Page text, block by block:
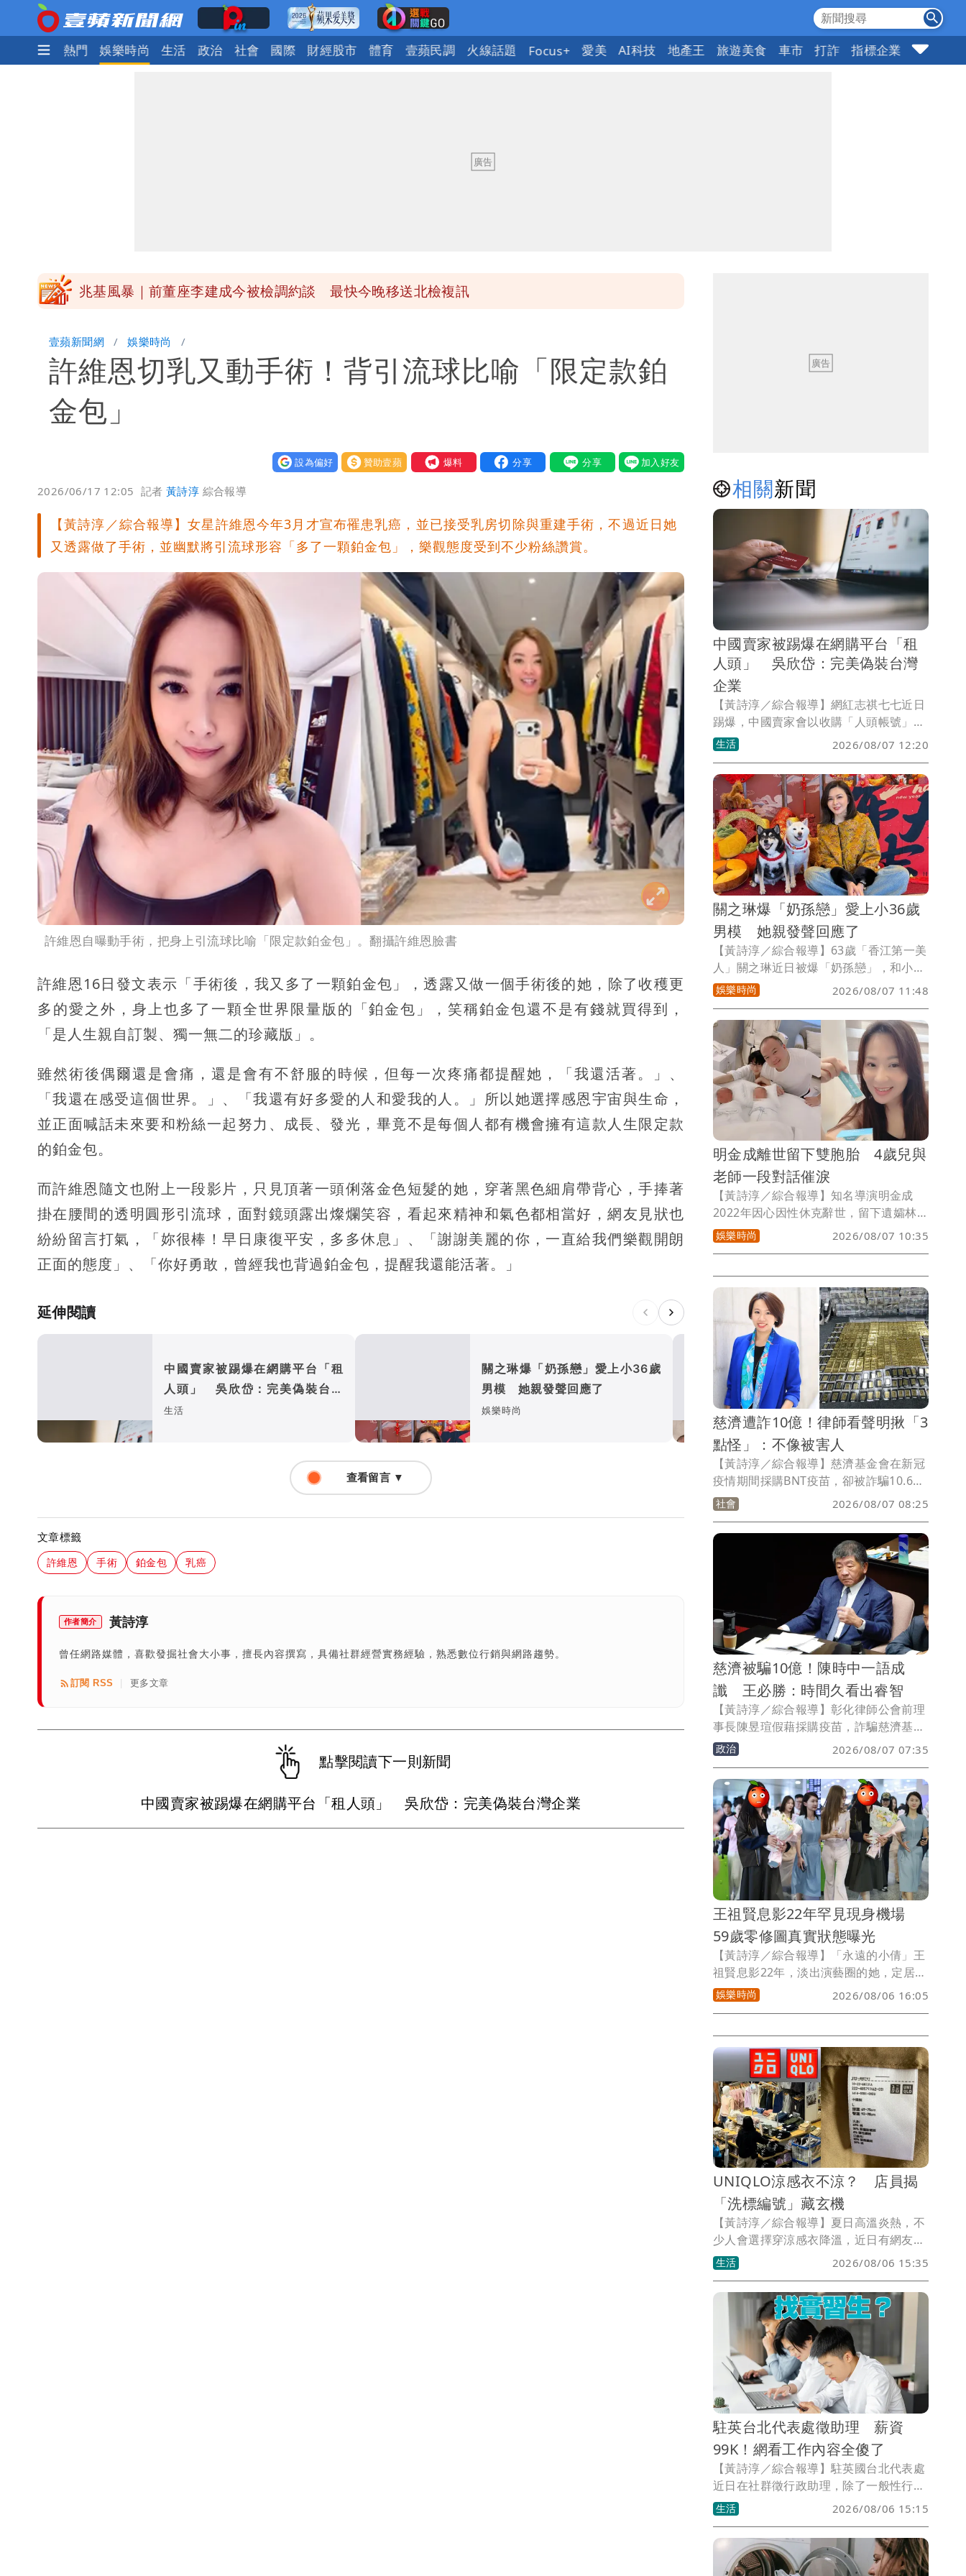
焦點 熱門 娛樂時尚 生活 政治 社會 國際 財經股市 體育 壹蘋民調 火線話題 Focus+ 愛美 AI科技 地產王 旅遊美食 車市 打詐 指標企業 壹蘋頭家
兆基風暴｜前董座李建成今被檢調約談 最快今晚移送北檢複訊
蔡英文變「台東蔡主委」嚇壞一堆人！他驚：戰局變五五波
白海豚颱風攪局父親節！明雨量「紅到發紫」
明金成離世留下雙胞胎 4歲兒與老師一段對話催淚
慈濟遭詐10.6億！網紅揪聲明「疑點重重」 1細節避而不談
蔣萬安民調只贏5％「現任優勢去哪？」媒體人嘆：真的該緊張了
97萬網紅「肥大叔」驚傳猝逝！最後身影曝 網驚覺不對
慈濟被騙10億！陳時中一語成讖 王必勝：時間久看出睿智
中國賣家被踢爆在網購平台「租人頭」 吳欣岱：完美偽裝台灣企業
壹蘋新聞網 娛樂時尚
許維恩切乳又動手術！背引流球比喻「限定款鉑
金包」
設為偏好 贊助壹蘋 我要爆料
2026/06/17 12:05 記者黃詩淳 綜合報導
【黃詩淳／綜合報導】女星許維恩今年3月才宣布罹患乳癌，並已接受乳房切除與重建手術，不過近日她
又透露做了手術，並幽默將引流球形容「多了一顆鉑金包」，樂觀態度受到不少粉絲讚賞。
許維恩自曝動手術，把身上引流球比喻「限定款鉑金包」。翻攝許維恩臉書
許維恩16日發文表示「手術後，我又多了一顆鉑金包」，透露又做一個手術後的她，除了收穫更
多的愛之外，身上也多了一顆全世界限量版的「鉑金包」，笑稱鉑金包還不是有錢就買得到，
「是人生親自訂製、獨一無二的珍藏版」。
雖然術後偶爾還是會痛，還是會有不舒服的時候，但每一次疼痛都提醒她，「我還活著。」、
「我還在感受這個世界。」、「我還有好多愛的人和愛我的人。」所以她選擇感恩宇宙與生命，
並正面喊話未來要和粉絲一起努力、成長、發光，畢竟不是每個人都有機會擁有這款人生限定款
的鉑金包。
而許維恩隨文也附上一段影片，只見頂著一頭俐落金色短髮的她，穿著黑色細肩帶背心，手捧著
掛在腰間的透明圓形引流球，面對鏡頭露出燦爛笑容，看起來精神和氣色都相當好，網友見狀也
紛紛留言打氣，「妳很棒！早日康復平安，多多休息」、「謝謝美麗的你，一直給我們樂觀開朗
正面的態度」、「你好勇敢，曾經我也背過鉑金包，提醒我還能活著。」
延伸閱讀
中國賣家被踢爆在網購平台「租
人頭」 吳欣岱：完美偽裝台灣
企業
生活
關之琳爆「奶孫戀」愛上小36歲
男模 她親發聲回應了
娛樂時尚
明金成離世留下雙胞胎 4歲
老師一段對話催淚
娛樂時尚
查看留言 ▼
文章標籤
許維恩 手術 鉑金包 乳癌
作者簡介 黃詩淳
曾任網路媒體，喜歡發掘社會大小事，擅長內容撰寫，具備社群經營實務經驗，熟悉數位行銷與網路趨勢。
訂閱 RSS 更多文章
點擊閱讀下一則新聞
中國賣家被踢爆在網購平台「租人頭」 吳欣岱：完美偽裝台灣企業
相關新聞
中國賣家被踢爆在網購平台「租
人頭」 吳欣岱：完美偽裝台灣
企業
【黃詩淳／綜合報導】網紅志祺七七近日
踢爆，中國賣家會以收購「人頭帳號」的
方式，在蝦皮假冒成台灣本土店家，台灣
基進台北市港湖議員參選人吳欣岱見狀痛
批，「這對台灣社會造成兩個極大的危
害」，她也喊話蝦皮等電商網站必須擔起
平台責任，政府相關單位也必須硬起來。
生活 2026/08/07 12:20
關之琳爆「奶孫戀」愛上小36歲
男模 她親發聲回應了
【黃詩淳／綜合報導】63歲「香江第一美
人」關之琳近日被爆「奶孫戀」，和小36
歲男模Johan熱戀中，相關話題還登上微
博熱搜，對此，她也親上火線回應了。
娛樂時尚 2026/08/07 11:48
明金成離世留下雙胞胎 4歲兒與
老師一段對話催淚
【黃詩淳／綜合報導】知名導演明金成
2022年因心因性休克辭世，留下遺孀林沛
締與一對尚未滿月的龍鳳胎，這4年來由
林沛締獨自撫養孩子長大，近日適逢父親
話，一句「我沒有爸爸」讓眾人看了都鼻
娛樂時尚 2026/08/07 10:35
慈濟遭詐10億！律師看聲明揪「3
點怪」：不像被害人
【黃詩淳／綜合報導】慈濟基金會在新冠
疫情期間採購BNT疫苗，卻被詐騙10.6億
元，台中地檢署6日起訴主謀陳昱瑄等17
人，慈濟也發出聲明，強調深感遺憾與痛
心，已委託律師，將全力配合司法機關之
審理與調查，不過網紅「P律師」卻提出
質疑，認為慈濟聲明不太像被害人聲明。
社會 2026/08/07 08:25
慈濟被騙10億！陳時中一語成
讖 王必勝：時間久看出睿智
【黃詩淳／綜合報導】彰化律師公會前理
事長陳昱瑄假藉採購疫苗，詐騙慈濟基金
會10.6億元，台中地檢署6日起訴陳昱瑄
等17人，引發社會譁然，前衛福部次長王
必勝見狀憶起前衛福部長陳時中說過好幾
次，「拿不出原廠證明的都是被人騙
的」，感嘆「時間久了就看得出睿智」。
政治 2026/08/07 07:35
王祖賢息影22年罕見現身機場
59歲零修圖真實狀態曝光
【黃詩淳／綜合報導】「永遠的小倩」王
祖賢息影22年，淡出演藝圈的她，定居加
拿大潛心修佛，近幾年更經營起艾灸館，
近日她現身上海機場，巨星風采不減，59
娛樂時尚 2026/08/06 16:05
UNIQLO涼感衣不涼？ 店員揭
「洗標編號」藏玄機
【黃詩淳／綜合報導】夏日高溫炎熱，不
少人會選擇穿涼感衣降溫，近日有網友抱
怨，購買日系平價服飾品牌UNIQLO的
AIRism系列，卻完全不涼，因此向店員
反映，店員查看洗標後發現，衣服是2021
年製造，至今已有5年，而AIRism的功能
會隨時間衰退，官方也建議，約3年就要
更換了。
生活 2026/08/06 15:35
駐英台北代表處徵助理 薪資
99K！網看工作內容全傻了
【黃詩淳／綜合報導】駐英國台北代表處
近日在社群徵行政助理，除了一般性行政
庶務工作，還要支援駕駛與人事業務，且
需中英文流利，還要有英國駕駛執照，雖
然開出2298英鎊（約新台幣9萬9000元）
薪資，仍被網友酸爆。
生活 2026/08/06 15:15